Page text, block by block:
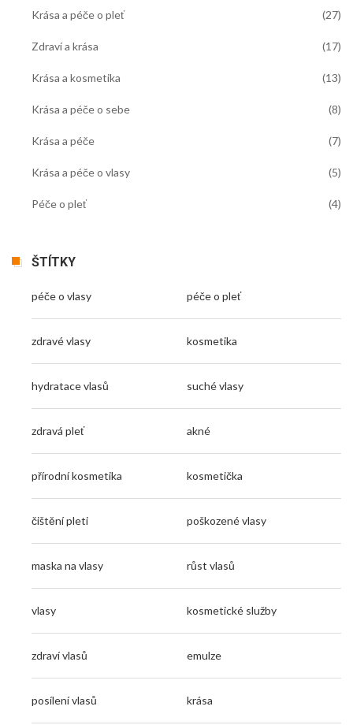
Krása a péče o pleť (27)
Zdraví a krása (17)
Krása a kosmetika (13)
Krása a péče o sebe (8)
Krása a péče (7)
Krása a péče o vlasy (5)
Péče o pleť (4)
ŠTÍTKY
péče o vlasy péče o pleť
zdravé vlasy kosmetika
hydratace vlasů suché vlasy
zdravá pleť akné
přírodní kosmetika kosmetička
čištění pleti poškozené vlasy
maska na vlasy růst vlasů
vlasy kosmetické služby
zdraví vlasů emulze
posílení vlasů krása